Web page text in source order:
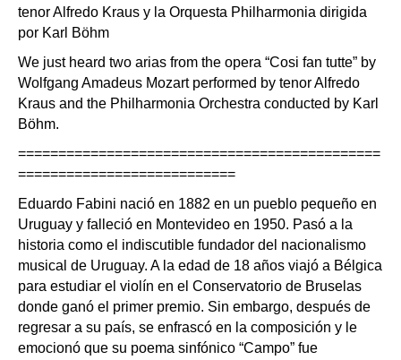
tenor Alfredo Kraus y la Orquesta Philharmonia dirigida
por Karl Böhm
We just heard two arias from the opera “Cosi fan tutte” by
Wolfgang Amadeus Mozart performed by tenor Alfredo
Kraus and the Philharmonia Orchestra conducted by Karl
Böhm.
=============================================
===========================
Eduardo Fabini nació en 1882 en un pueblo pequeño en
Uruguay y falleció en Montevideo en 1950. Pasó a la
historia como el indiscutible fundador del nacionalismo
musical de Uruguay. A la edad de 18 años viajó a Bélgica
para estudiar el violín en el Conservatorio de Bruselas
donde ganó el primer premio. Sin embargo, después de
regresar a su país, se enfrascó en la composición y le
emocionó que su poema sinfónico “Campo” fue